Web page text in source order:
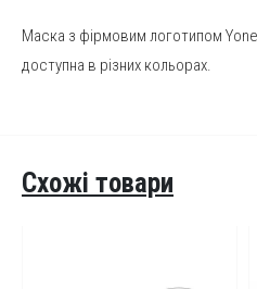
Маска з фірмовим логотипом
доступна в різних кольорах.
Схожі товари